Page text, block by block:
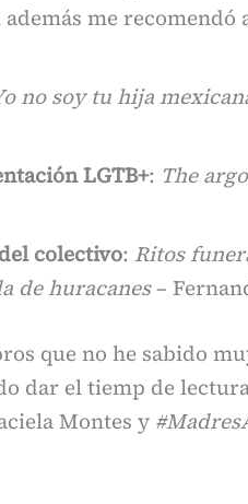
me recomendó
no soy tu hija
LGTB+: The
colectivo: Ritos
de huracanes–
que no he sabido
dar el tiemp de
Montes y